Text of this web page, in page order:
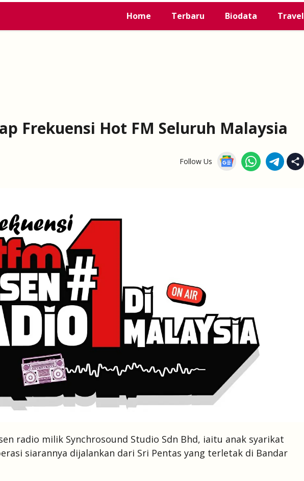
Home Terbaru Biodata Travel
Frekuensi Hot FM Seluruh Malaysia
Follow Us
radio milik Synchrosound Studio Sdn Bhd, iaitu anak syarikat
siarannya dijalankan dari Sri Pentas yang terletak di Bandar